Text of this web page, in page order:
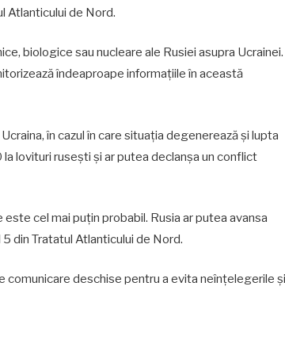
Atlanticului de Nord.
biologice sau nucleare ale Rusiei asupra Ucrainei.
îndeaproape informațiile în această
în cazul în care situația degenerează și lupta
lovituri rusești și ar putea declanșa un conflict
cel mai puțin probabil. Rusia ar putea avansa
din Tratatul Atlanticului de Nord.
deschise pentru a evita neînțelegerile și